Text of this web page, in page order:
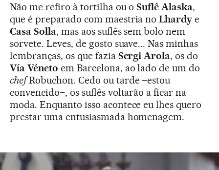
Não me refiro à tortilha ou oSuflê Alaska,
que é preparado com maestria noLhardy e
Casa Solla, mas aos suflês sem bolo nem
sorvete. Leves, de gosto suave... Nas minhas
lembranças, os que fazia Sergi Arola, os do
Vía Véneto em Barcelona, ao lado de um do
chefRobuchon. Cedo ou tarde –estou
convencido–, os suflês voltarão a ficar na
moda. Enquanto isso acontece eu lhes quero
prestar uma entusiasmada homenagem.